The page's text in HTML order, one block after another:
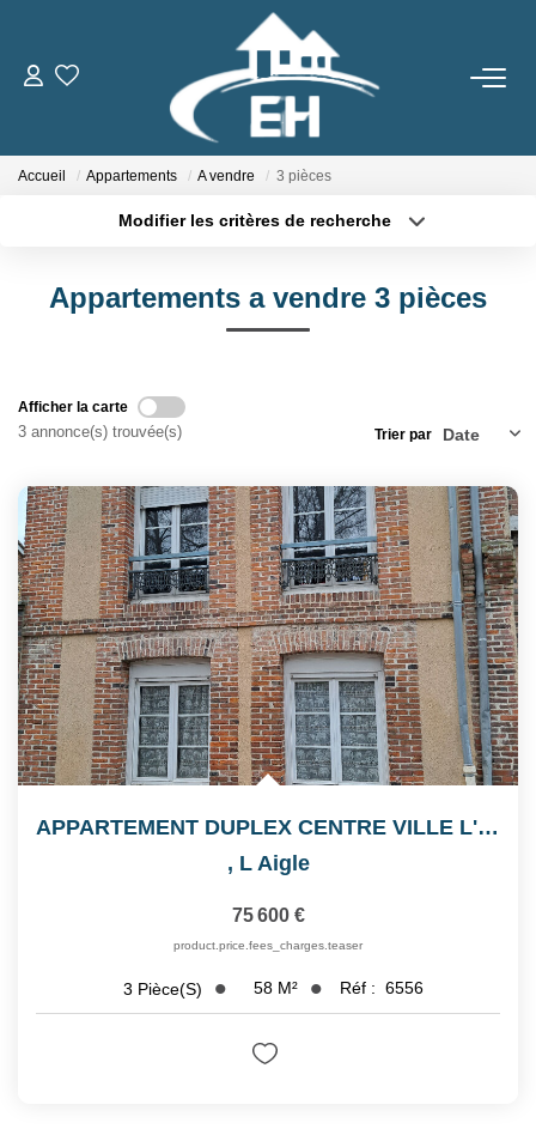
ACHETER
Gestion Locative
Qui Sommes-Nous
Notre Équipe
Nos Actualités
Avis Clients
CONTACT
EXTRANET
Accueil Appartements A vendre 3 pièces
Modifier les critères de recherche
Sélectionnez...
Type de bien
Créer une alerte
Appartements a vendre 3 pièces
Afficher la carte
3 annonce(s) trouvée(s) Trier par
APPARTEMENT DUPLEX CENTRE VILLE L'AIGLE
, L Aigle
75 600 €
product.price.fees_charges.teaser
3 Pièce(s) 58 M² Réf : 6556